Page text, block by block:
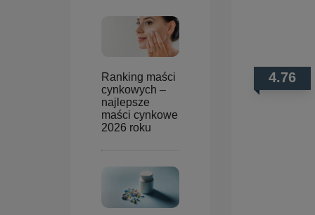
Ranking maści
cynkowych –
najlepsze
maści cynkowe
2026 roku
4.76